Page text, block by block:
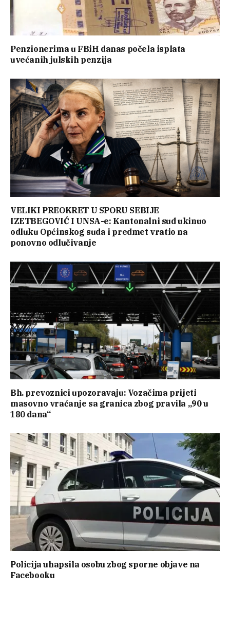
Penzionerima u FBiH danas počela isplata
uvećanih julskih penzija
VELIKI PREOKRET U SPORU SEBIJE
IZETBEGOVIĆ I UNSA-e: Kantonalni sud ukinuo
odluku Općinskog suda i predmet vratio na
ponovno odlučivanje
Bh. prevoznici upozoravaju: Vozačima prijeti
masovno vraćanje sa granica zbog pravila „90 u
180 dana“
Policija uhapsila osobu zbog sporne objave na
Facebooku